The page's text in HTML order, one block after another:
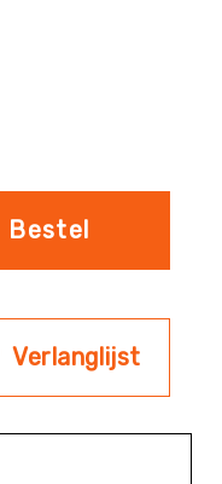
Bestel
Verlanglijst